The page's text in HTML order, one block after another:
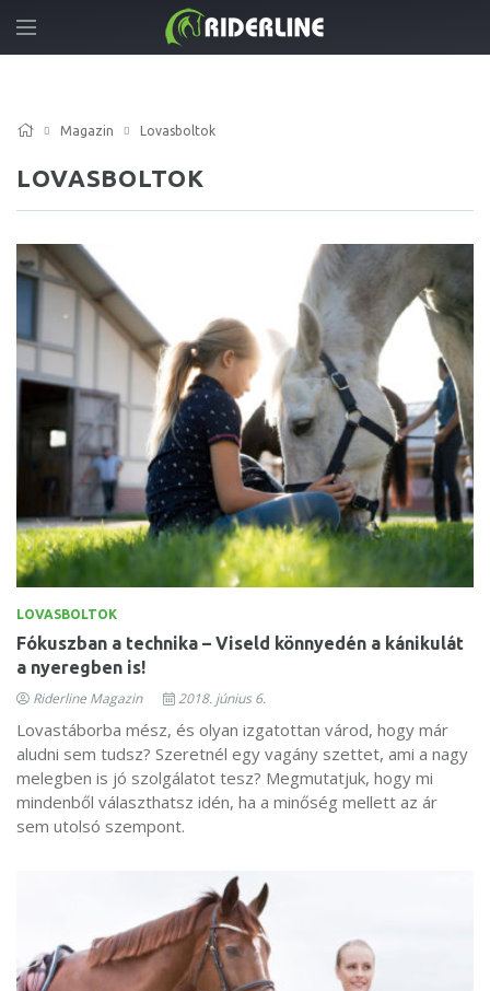
Magazin Lovasboltok
LOVASBOLTOK
LOVASBOLTOK
Fókuszban a technika – Viseld könnyedén a kánikulát
a nyeregben is!
Riderline Magazin 2018. június 6.
​Lovastáborba mész, és olyan izgatottan várod, hogy már
aludni sem tudsz? Szeretnél egy vagány szettet, ami a nagy
melegben is jó szolgálatot tesz? Megmutatjuk, hogy mi
mindenből választhatsz idén, ha a minőség mellett az ár
sem utolsó szempont.